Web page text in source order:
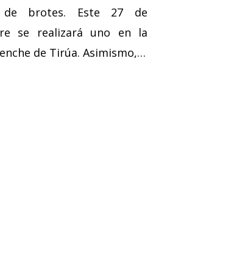
de brotes. Este 27 de
se realizará uno en la
de Tirúa. Asimismo,…